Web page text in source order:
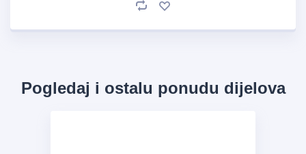
Pogledaj i ostalu ponudu dijelova